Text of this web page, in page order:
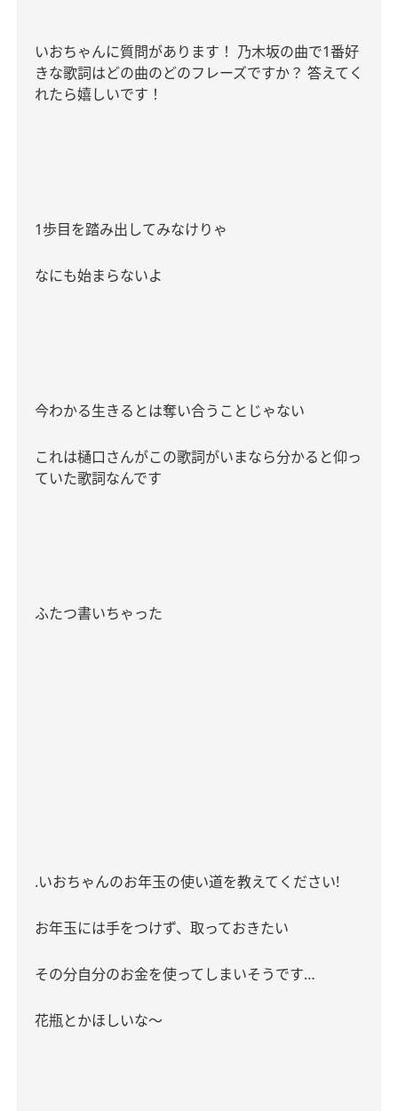
いおちゃんに質問があります！ 乃木坂の曲で1番好
きな歌詞はどの曲のどのフレーズですか？ 答えてく
れたら嬉しいです！
1歩目を踏み出してみなけりゃ
なにも始まらないよ
今わかる生きるとは奪い合うことじゃない
これは樋口さんがこの歌詞がいまなら分かると仰っ
ていた歌詞なんです
ふたつ書いちゃった
.いおちゃんのお年玉の使い道を教えてください!
お年玉には手をつけず、取っておきたい
その分自分のお金を使ってしまいそうです…
花瓶とかほしいな〜